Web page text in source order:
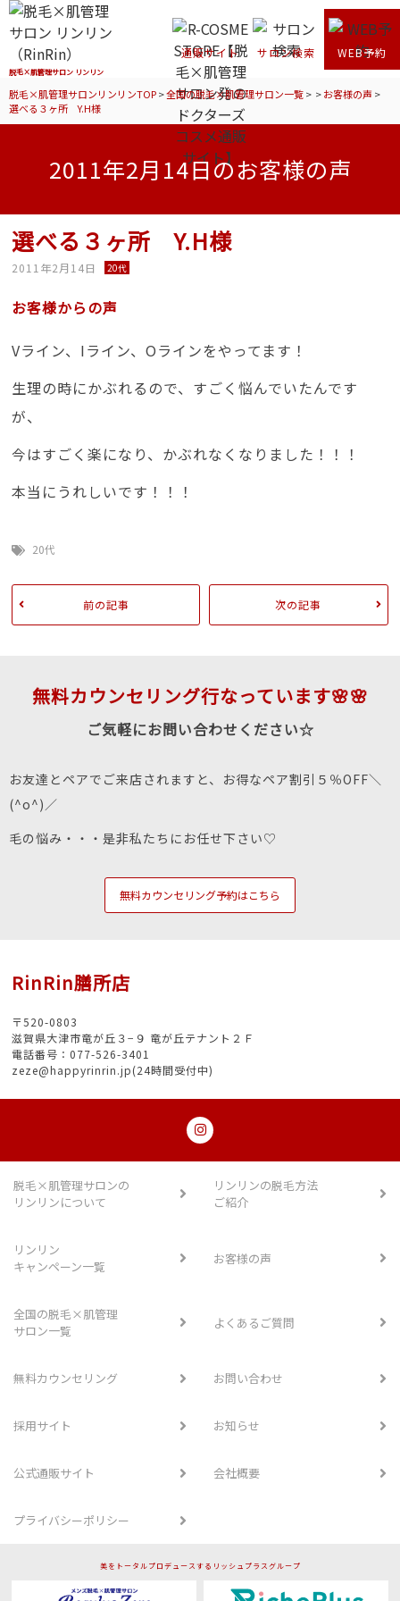
脱毛×肌管理サロン リンリン
通販サイト サロン検索 WEB予約
脱毛×肌管理サロンリンリンTOP>全国の脱毛×肌管理サロン一覧> >お客様の声 >
選べる３ヶ所 Y.H様
2011年2月14日のお客様の声
選べる３ヶ所 Y.H様
2011年2月14日 20代
お客様からの声
Vライン、Iライン、Oラインをやってます！
生理の時にかぶれるので、すごく悩んでいたんです
が、
今はすごく楽になり、かぶれなくなりました！！！
本当にうれしいです！！！
20代
前の記事 次の記事
無料カウンセリング行なっています🌸🌸
ご気軽にお問い合わせください☆
お友達とペアでご来店されますと、お得なペア割引５％OFF＼
(^o^)／
毛の悩み・・・是非私たちにお任せ下さい♡
無料カウンセリング予約はこちら
RinRin膳所店
〒520-0803
滋賀県大津市竜が丘３−９ 竜が丘テナント２Ｆ
電話番号：077-526-3401
zeze@happyrinrin.jp(24時間受付中)
脱毛×肌管理サロンの
リンリンについて
リンリンの脱毛方法
ご紹介
リンリン
キャンペーン一覧
お客様の声
全国の脱毛×肌管理
サロン一覧
よくあるご質問
無料カウンセリング お問い合わせ
採用サイト お知らせ
公式通販サイト 会社概要
プライバシーポリシー
美をトータルプロデュースするリッシュプラスグループ